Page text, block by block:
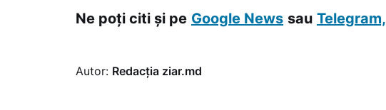
Ne poți citi și pe Google News sau Telegram,
Autor: Redacția ziar.md